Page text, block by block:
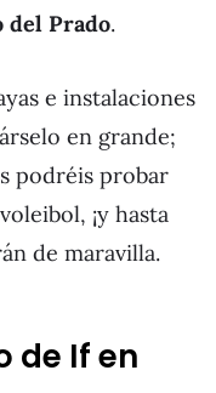
del Prado.
e instalaciones
en grande;
podréis probar
¡y hasta
de maravilla.
de If en